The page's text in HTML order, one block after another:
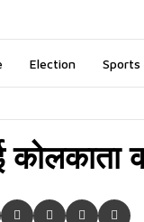
Election Sports